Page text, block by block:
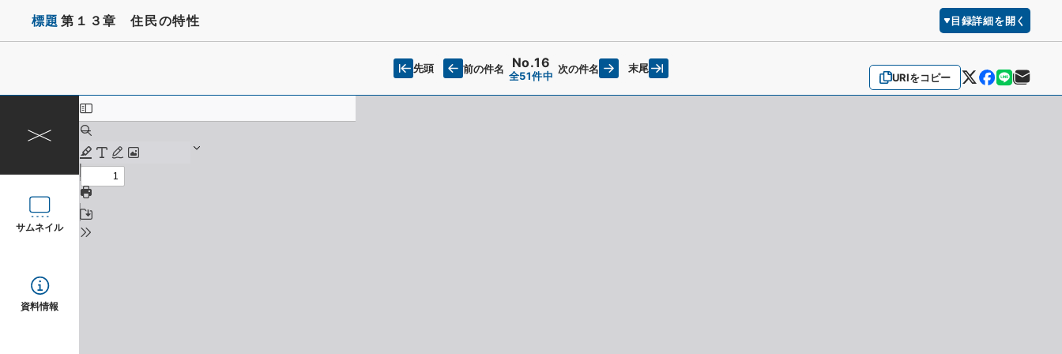
標題 第１３章 住民の特性 目録詳細を開く
URIをコピー
先頭 前の件名 No.16
全51件中
次の件名 末尾
サムネイル
資料情報